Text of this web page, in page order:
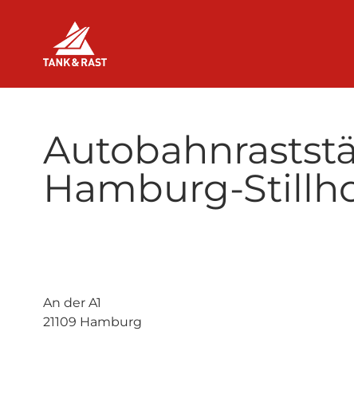
Raststätten
Hamburg-
An der A1
21109 Hamburg